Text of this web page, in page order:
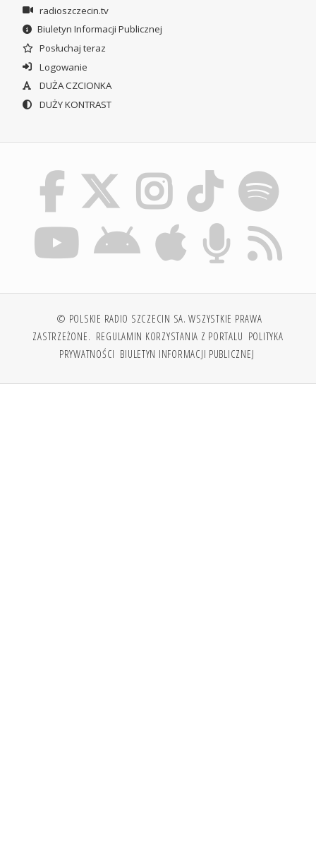
radioszczecin.tv
Biuletyn Informacji Publicznej
Posłuchaj teraz
Logowanie
DUŻA CZCIONKA
DUŻY KONTRAST
© POLSKIE RADIO SZCZECIN SA. WSZYSTKIE PRAWA
ZASTRZEŻONE. REGULAMIN KORZYSTANIA Z PORTALU POLITYKA
PRYWATNOŚCI BIULETYN INFORMACJI PUBLICZNEJ